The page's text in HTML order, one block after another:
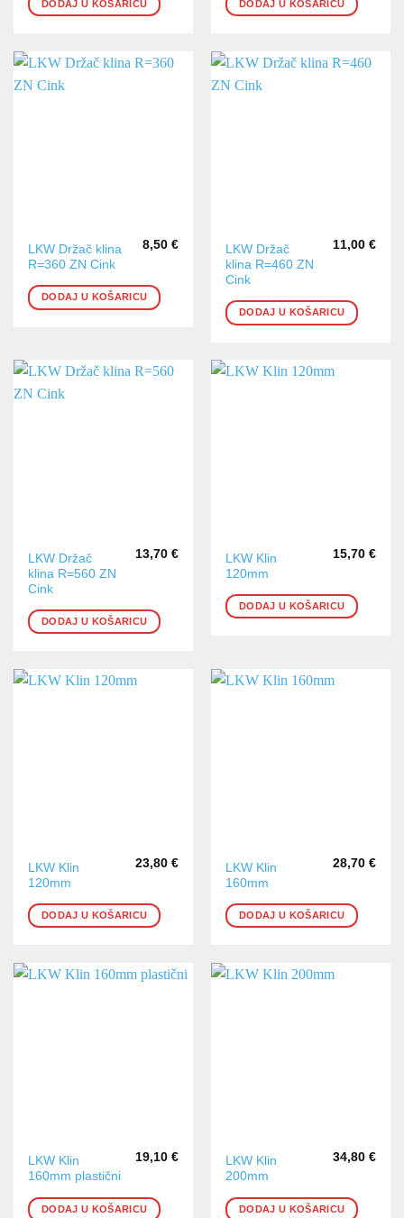
DODAJ U KOŠARICU DODAJ U KOŠARICU
LKW Držač klina
R=360 ZN Cink
8,50 €
DODAJ U KOŠARICU
LKW Držač
klina R=460 ZN
Cink
11,00 €
DODAJ U KOŠARICU
LKW Držač
klina R=560 ZN
Cink
13,70 €
DODAJ U KOŠARICU
LKW Klin
120mm
15,70 €
DODAJ U KOŠARICU
LKW Klin
120mm
23,80 €
DODAJ U KOŠARICU
LKW Klin
160mm
28,70 €
DODAJ U KOŠARICU
LKW Klin
160mm plastični
19,10 €
DODAJ U KOŠARICU
LKW Klin
200mm
34,80 €
DODAJ U KOŠARICU